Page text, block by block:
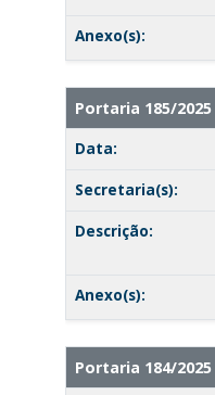
Anexo(s):
Portaria 185/2025
Data:
Secretaria(s):
Descrição:
Anexo(s):
Portaria 184/2025